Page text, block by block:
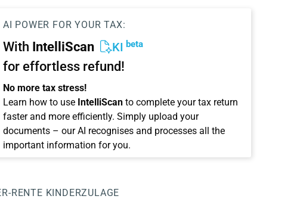
AI POWER FOR YOUR TAX:
With IntelliScan KI beta
for effortless refund!
No more tax stress!
Learn how to use IntelliScanto complete your tax return
faster and more efficiently. Simply upload your
documents – our AI recognises and processes all the
important information for you.
RENTE KINDERZULAGE